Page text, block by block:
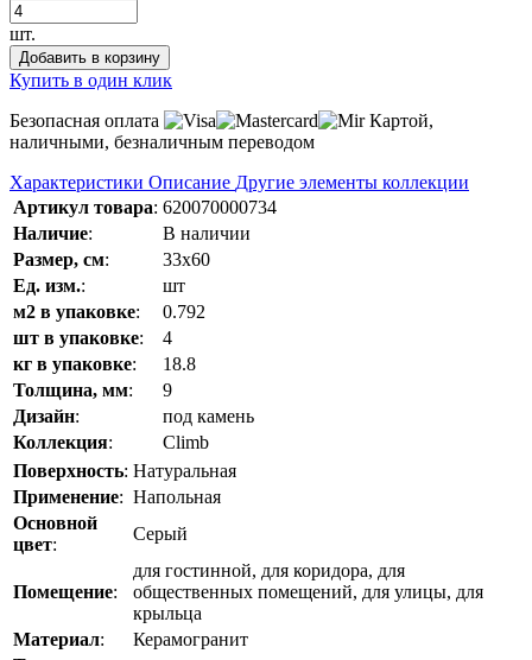
шт.
Добавить в корзину
Купить в один клик
Безопасная оплата
Картой,
наличными, безналичным переводом
Характеристики Описание Другие элементы коллекции
Артикул товара: 620070000734
Наличие:
В наличии
Размер, см:
33x60
Ед. изм.:
шт
м2 в упаковке:
0.792
шт в упаковке:
4
кг в упаковке:
18.8
Толщина, мм:
9
Дизайн:
под камень
Коллекция:
Climb
Поверхность: Натуральная
Применение: Напольная
Основной
цвет:
Серый
Помещение:
для гостинной, для коридора, для
общественных помещений, для улицы, для
крыльца
Материал:
Керамогранит